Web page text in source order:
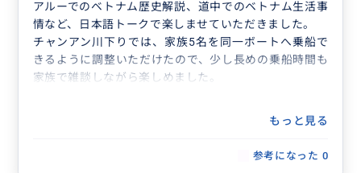
アルーでのベトナム歴史解説、道中でのベトナム生活事
情など、日本語トークで楽しませていただきました。
チャンアン川下りでは、家族5名を同一ボートへ乗船で
きるように調整いただけたので、少し長めの乗船時間も
家族で雑談しながら楽しめました。
もっと見る
参考になった 0